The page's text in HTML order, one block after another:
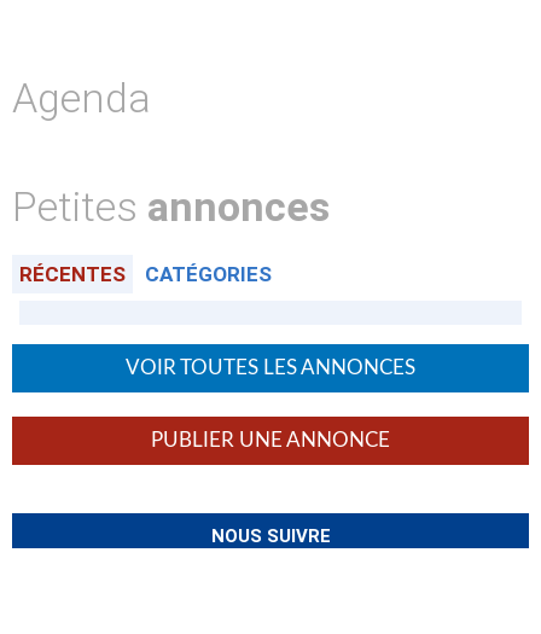
Agenda
Petites annonces
RÉCENTES CATÉGORIES
VOIR TOUTES LES ANNONCES
PUBLIER UNE ANNONCE
NOUS SUIVRE